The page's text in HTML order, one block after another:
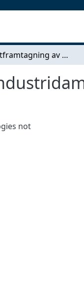
Konceptframtagning av ergonomiskt utformad industridammsugare
not